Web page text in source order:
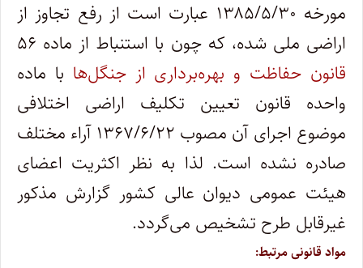
مورخه ۱۳۸۵/۵/۳۰ عبارت است از رفع تجاوز از
اراضی ملی شده، که چون با استنباط از ماده ۵۶
قانون حفاظت و بهره‌برداری از جنگل‌ها با ماده
واحده قانون تعیین تکلیف اراضی اختلافی
موضوع اجرای آن مصوب ۱۳۶۷/۶/۲۲ آراء مختلف
صادره نشده است. لذا به نظر اکثریت اعضای
هیئت عمومی دیوان عالی کشور گزارش مذکور
غیرقابل طرح تشخیص می‌گردد.
مواد قانونی مرتبط: